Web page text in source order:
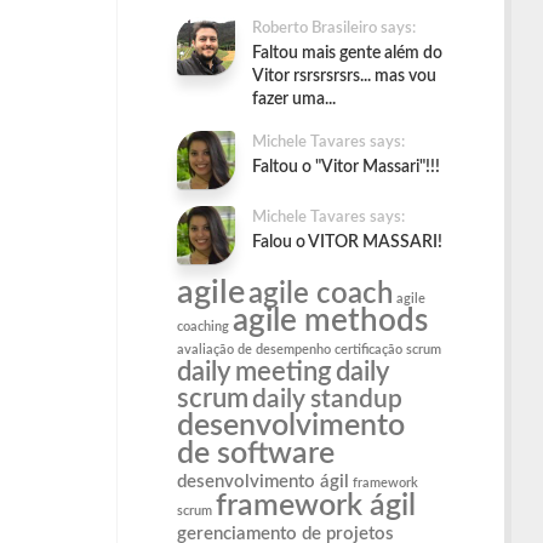
Roberto Brasileiro says:
Faltou mais gente além do
Vitor rsrsrsrsrs... mas vou
fazer uma...
Michele Tavares says:
Faltou o "Vitor Massari"!!!
Michele Tavares says:
Falou o VITOR MASSARI!
agileagile coach agile
coaching agile methods
avaliação de desempenho certificação scrum
daily meeting daily
scrumdaily standup
desenvolvimento
de software
desenvolvimento ágil framework
scrum framework ágil
gerenciamento de projetos